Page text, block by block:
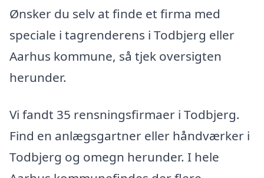
Ønsker du selv at finde et firma med
speciale i tagrenderens i Todbjerg eller
Aarhus kommune, så tjek oversigten
herunder.
Vi fandt 35 rensningsfirmaer i Todbjerg.
Find en anlægsgartner eller håndværker i
Todbjerg og omegn herunder. I hele